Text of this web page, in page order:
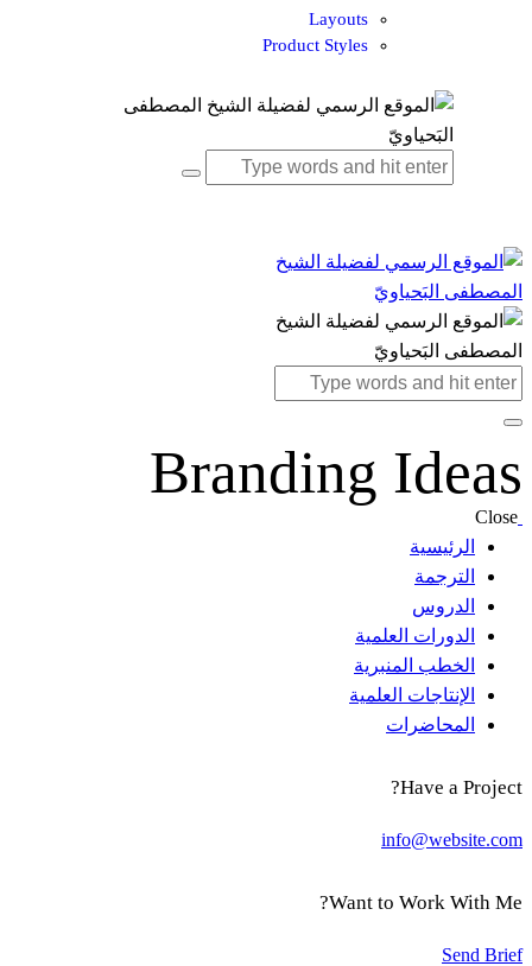
Layouts
Product Styles
Branding Ideas
Close
الرئيسية
الترجمة
الدروس
الدورات العلمية
الخطب المنبرية
الإنتاجات العلمية
المحاضرات
Have a Project?
info@website.com
Want to Work With Me?
Send Brief